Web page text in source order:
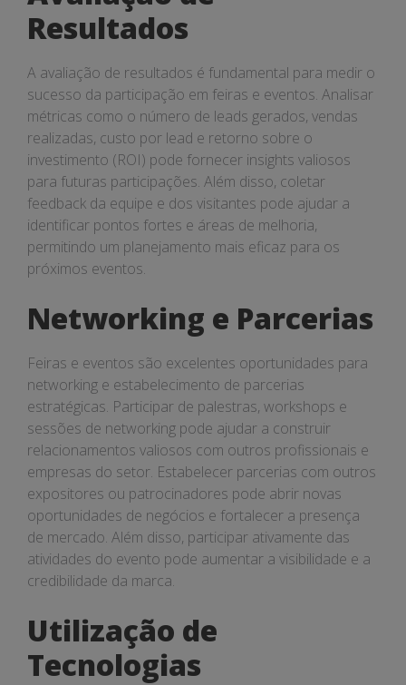
Resultados
A avaliação de resultados é fundamental para medir o
sucesso da participação em feiras e eventos. Analisar
métricas como o número de leads gerados, vendas
realizadas, custo por lead e retorno sobre o
investimento (ROI) pode fornecer insights valiosos
para futuras participações. Além disso, coletar
feedback da equipe e dos visitantes pode ajudar a
identificar pontos fortes e áreas de melhoria,
permitindo um planejamento mais eficaz para os
próximos eventos.
Networking e Parcerias
Feiras e eventos são excelentes oportunidades para
networking e estabelecimento de parcerias
estratégicas. Participar de palestras, workshops e
sessões de networking pode ajudar a construir
relacionamentos valiosos com outros profissionais e
empresas do setor. Estabelecer parcerias com outros
expositores ou patrocinadores pode abrir novas
oportunidades de negócios e fortalecer a presença
de mercado. Além disso, participar ativamente das
atividades do evento pode aumentar a visibilidade e a
credibilidade da marca.
Utilização de
Tecnologias